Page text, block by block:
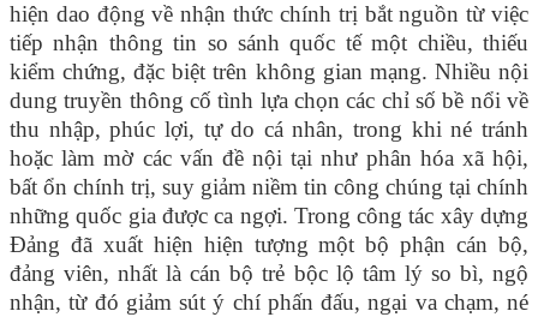
hiện dao động về nhận thức chính trị bắt nguồn từ việc
tiếp nhận thông tin so sánh quốc tế một chiều, thiếu
kiểm chứng, đặc biệt trên không gian mạng. Nhiều nội
dung truyền thông cố tình lựa chọn các chỉ số bề nổi về
thu nhập, phúc lợi, tự do cá nhân, trong khi né tránh
hoặc làm mờ các vấn đề nội tại như phân hóa xã hội,
bất ổn chính trị, suy giảm niềm tin công chúng tại chính
những quốc gia được ca ngợi. Trong công tác xây dựng
Đảng đã xuất hiện hiện tượng một bộ phận cán bộ,
đảng viên, nhất là cán bộ trẻ bộc lộ tâm lý so bì, ngộ
nhận, từ đó giảm sút ý chí phấn đấu, ngại va chạm, né